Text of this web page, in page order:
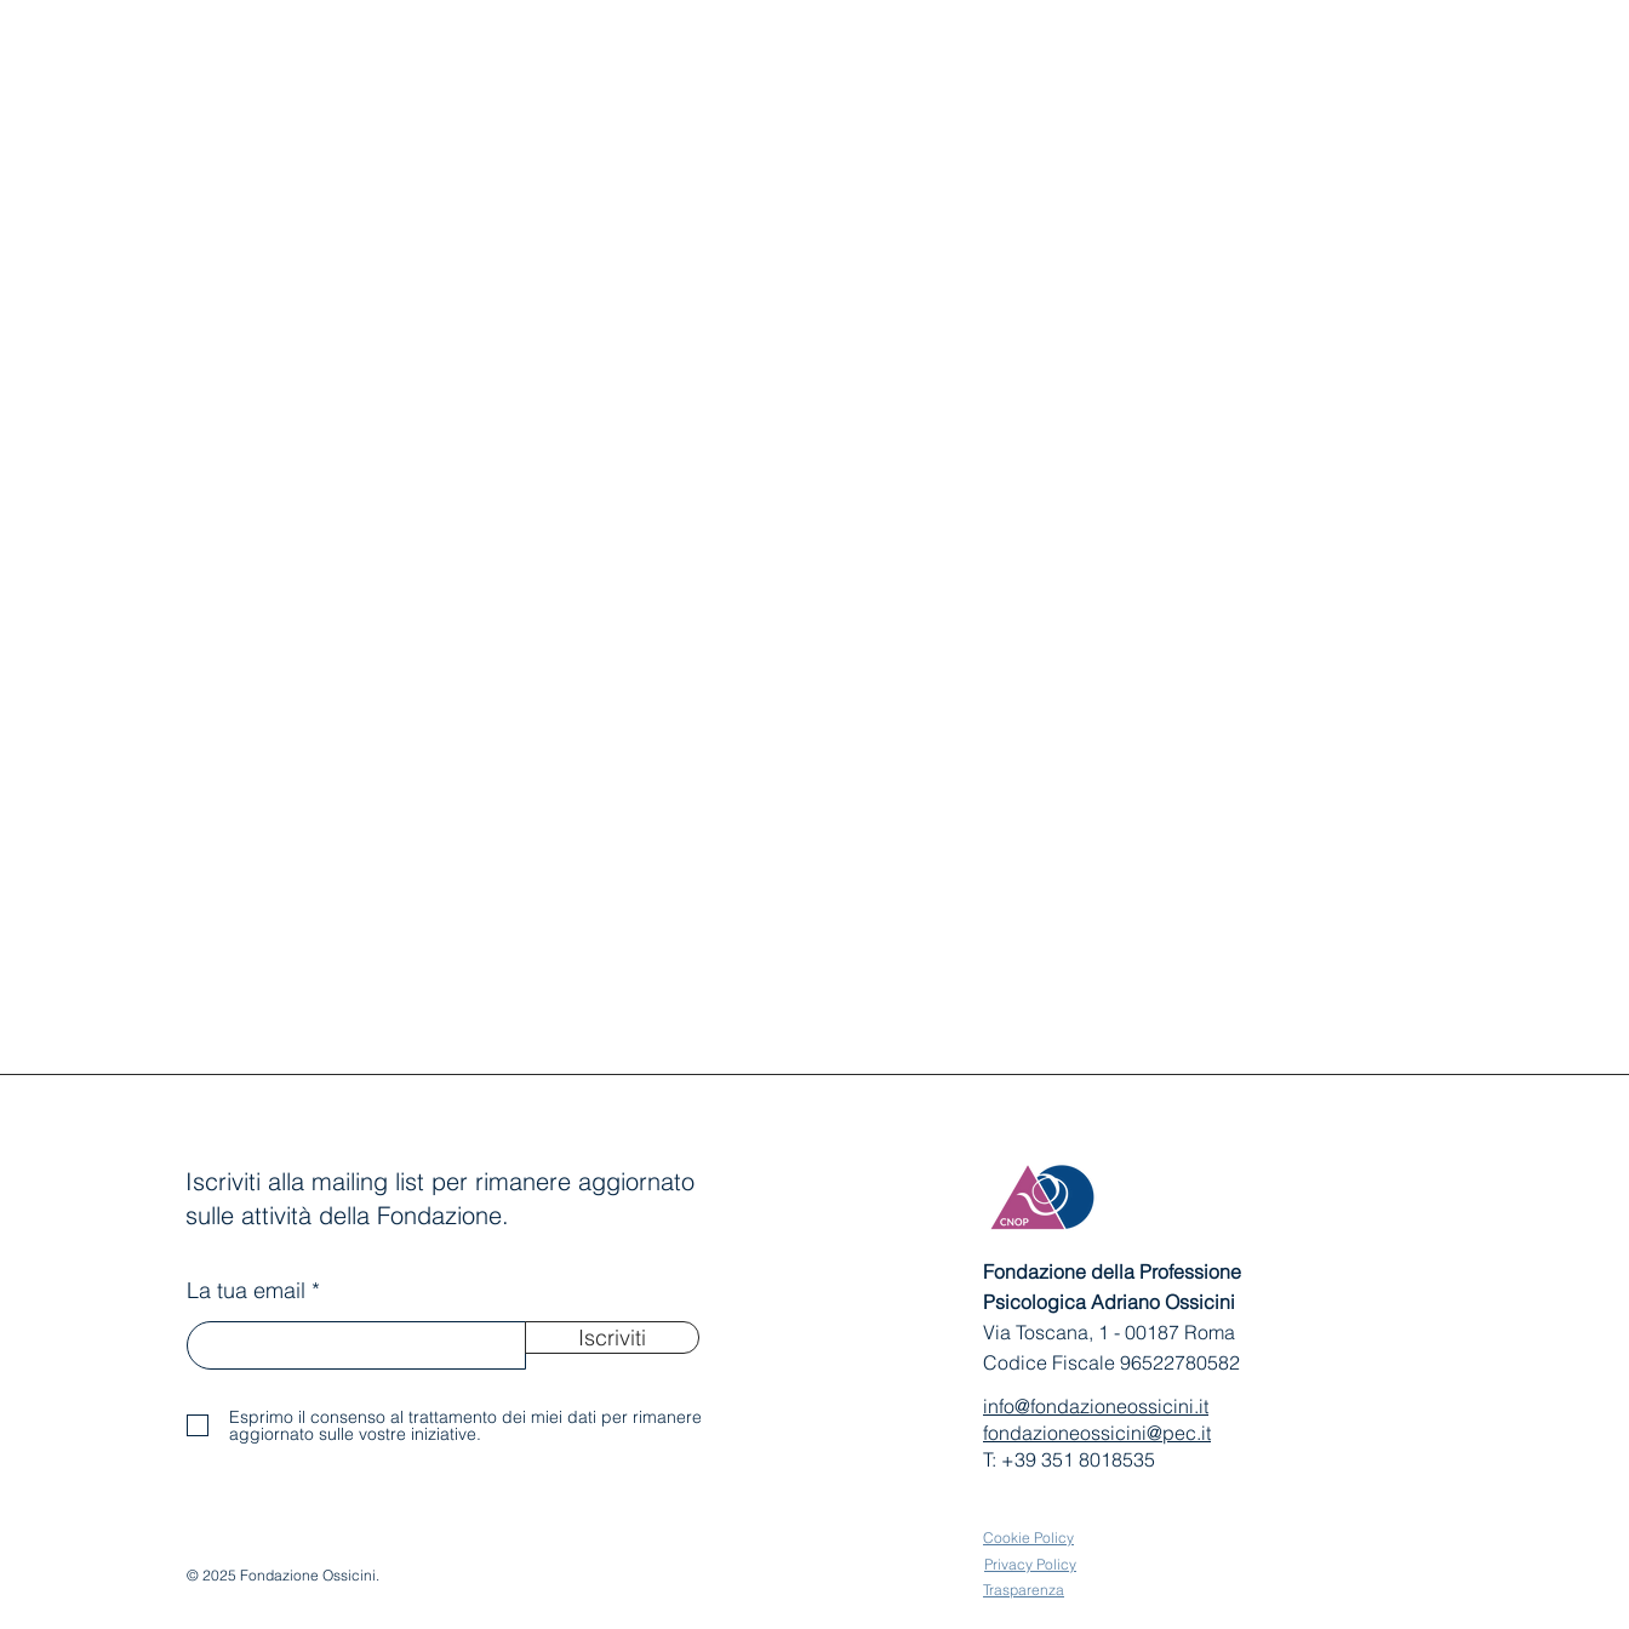
Iscriviti alla mailing list per rimanere aggiornato
sulle attività della Fondazione.
La tua email
Iscriviti
Esprimo il consenso al trattamento dei miei dati per rimanere
aggiornato sulle vostre iniziative.
© 2025 Fondazione Ossicini.
Fondazione della Professione
Psicologica Adriano Ossicini
Via Toscana, 1 - 00187 Roma
Codice Fiscale 96522780582
info@fondazioneossicini.it
fondazioneossicini@pec.it
T: +39 351 8018535
Cookie Policy
Privacy Policy
Trasparenza